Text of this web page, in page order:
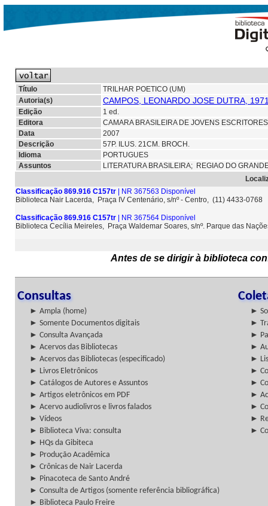
Título
TRILHAR POETICO (UM)
Autoria(s)
CAMPOS, LEONARDO JOSE DUTRA,
Edição
1 ed.
Editora
CAMARA BRASILEIRA DE JOVENS
Data
2007
Descrição
57P. ILUS. 21CM. BROCH.
Idioma
PORTUGUES
Assuntos
LITERATURA BRASILEIRA; REGIAO DO
Classificação 869.916 C157tr | NR 367563 Disponível
Biblioteca Nair Lacerda, Praça IV Centenário, s/nº - Centro, (11) 4433-0768
Classificação 869.916 C157tr | NR 367564 Disponível
Biblioteca Cecília Meireles, Praça Waldemar Soares, s/nº. Parque das
Antes de se dirigir à biblioteca
Consultas
► Ampla (home)
►
► Somente Documentos digitais
►
► Consulta Avançada
►
► Acervos das Bibliotecas
►
► Acervos das Bibliotecas (especificado)
►
► Livros Eletrônicos
►
► Catálogos de Autores e Assuntos
►
► Artigos eletrônicos em PDF
►
► Acervo audiolivros e livros falados
►
► Vídeos
►
► Biblioteca Viva: consulta
►
► HQs da Gibiteca
► Produção Acadêmica
► Crônicas de Nair Lacerda
► Pinacoteca de Santo André
► Consulta de Artigos (somente referência bibliográfica)
► Biblioteca Paulo Freire